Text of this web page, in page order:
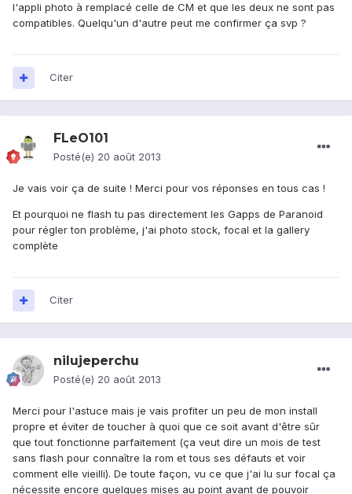
l'appli photo à remplacé celle de CM et que les deux ne sont pas
compatibles. Quelqu'un d'autre peut me confirmer ça svp ?
Citer
FLeO101
Posté(e) 20 août 2013
Je vais voir ça de suite ! Merci pour vos réponses en tous cas !
Et pourquoi ne flash tu pas directement les Gapps de Paranoid
pour régler ton problème, j'ai photo stock, focal et la gallery
complète
Citer
nilujeperchu
Posté(e) 20 août 2013
Merci pour l'astuce mais je vais profiter un peu de mon install
propre et éviter de toucher à quoi que ce soit avant d'être sûr
que tout fonctionne parfaitement (ça veut dire un mois de test
sans flash pour connaître la rom et tous ses défauts et voir
comment elle vieilli). De toute façon, vu ce que j'ai lu sur focal ça
nécessite encore quelques mises au point avant de pouvoir